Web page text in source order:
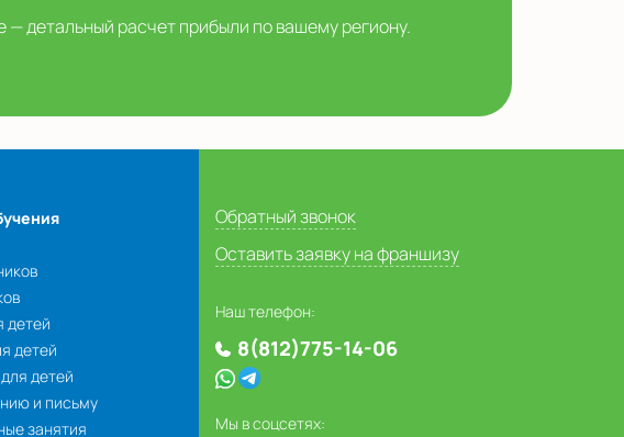
детальный расчет прибыли по вашему региону.
детей
детей
детей
и письму
занятия
Обратный звонок
Оставить заявку на франшизу
Наш телефон:
8(812)775-14-06
Мы в соцсетях: